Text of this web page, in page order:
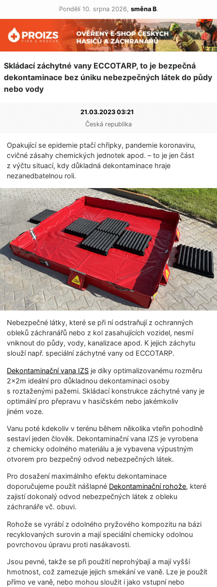
Pondělí 10. srpna 2026, směna B.
Skládací záchytné vany ECCOTARP, to je bezpečná
dekontaminace bez úniku nebezpečných látek do půdy
nebo vody
21.03.2023 03:21
Česká republika
Opakující se epidemie ptačí chřipky, pandemie koronaviru,
cvičné zásahy chemických jednotek apod. – to je jen část
z výčtu situací, kdy důkladná dekontaminace hraje
nezanedbatelnou­ roli.
Nebezpečné látky, které se při ní odstraňují z ochranných
obleků záchranářů nebo z kol zasahujících vozidel, nesmí
vniknout do půdy, vody, kanalizace apod. K jejich záchytu
slouží např. speciální záchytné vany od ECCOTARP.
Dekontaminační vana IZS je díky optimalizovanému rozměru
2×2m ideální pro důkladnou dekontaminaci osoby
s roztaženými pažemi. Skládací konstrukce záchytné vany je
optimální pro přepravu v hasičském nebo jakémkoliv
jiném voze.
Vanu poté kdekoliv v terénu během několika vteřin pohodlně
sestaví jeden člověk. Dekontaminační vana IZS je vyrobena
z chemicky odolného materiálu a je vybavena výpustným
otvorem pro bezpečný odvod nebezpečných látek.
Pro dosažení maximálního efektu dekontaminace
doporučujeme použít nášlapné Dekontaminační rohože, které
zajistí dokonalý odvod nebezpečných látek z obleku
záchranáře vč. obuvi.
Rohože se vyrábí z odolného pryžového kompozitu na bázi
recyklovaných surovin a mají speciální chemicky odolnou
povrchovou úpravu proti nasákavosti.
Jsou pevné, takže se při použití neprohýbají a mají vyšší
hmotnost, což zamezuje jejich smekání ve vaně. Lze je použít
přímo ve vaně, nebo mohou sloužit i jako vstupní nebo